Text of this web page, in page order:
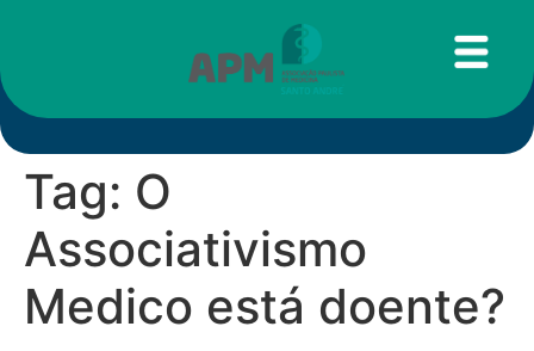
Tag: O
Associativismo
Medico está doente?